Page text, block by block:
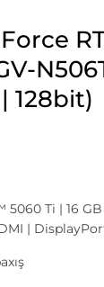
128bit)
Ti | 16
|